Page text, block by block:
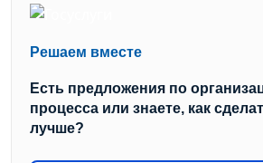
Решаем вместе
Есть предложения по
процесса или знаете, как
лучше?